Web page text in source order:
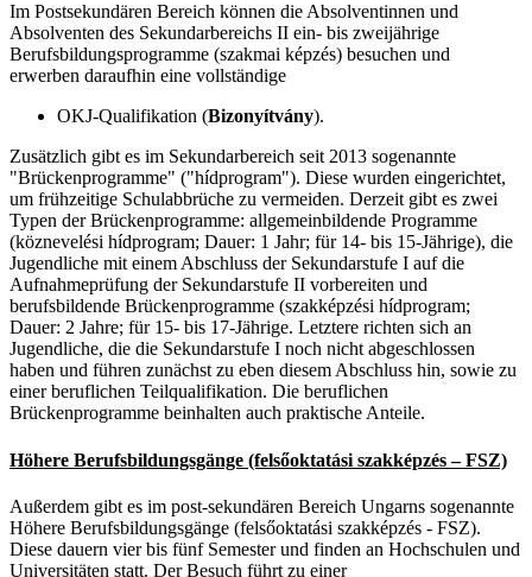
Im Postsekundären Bereich können die Absolventinnen und
Absolventen des Sekundarbereichs II ein- bis zweijährige
Berufsbildungsprogramme (szakmai képzés) besuchen und
erwerben daraufhin eine vollständige
OKJ-Qualifikation (Bizonyítvány).
Zusätzlich gibt es im Sekundarbereich seit 2013 sogenannte
"Brückenprogramme" ("hídprogram"). Diese wurden eingerichtet,
um frühzeitige Schulabbrüche zu vermeiden. Derzeit gibt es zwei
Typen der Brückenprogramme: allgemeinbildende Programme
(köznevelési hídprogram; Dauer: 1 Jahr; für 14- bis 15-Jährige), die
Jugendliche mit einem Abschluss der Sekundarstufe I auf die
Aufnahmeprüfung der Sekundarstufe II vorbereiten und
berufsbildende Brückenprogramme (szakképzési hídprogram;
Dauer: 2 Jahre; für 15- bis 17-Jährige. Letztere richten sich an
Jugendliche, die die Sekundarstufe I noch nicht abgeschlossen
haben und führen zunächst zu eben diesem Abschluss hin, sowie zu
einer beruflichen Teilqualifikation. Die beruflichen
Brückenprogramme beinhalten auch praktische Anteile.
Höhere Berufsbildungsgänge (felsőoktatási szakképzés – FSZ)
Außerdem gibt es im post-sekundären Bereich Ungarns sogenannte
Höhere Berufsbildungsgänge (felsőoktatási szakképzés - FSZ).
Diese dauern vier bis fünf Semester und finden an Hochschulen und
Universitäten statt. Der Besuch führt zu einer